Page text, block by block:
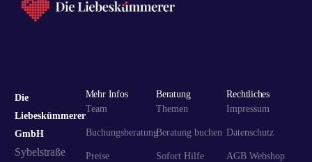
Die
Liebeskümmerer
GmbH
Sybelstraße
Mehr Infos
Team
Buchungsberatung
Preise
Beratung
Themen
Beratung buchen
Sofort Hilfe
Rechtliches
Impressum
Datenschutz
AGB Webshop